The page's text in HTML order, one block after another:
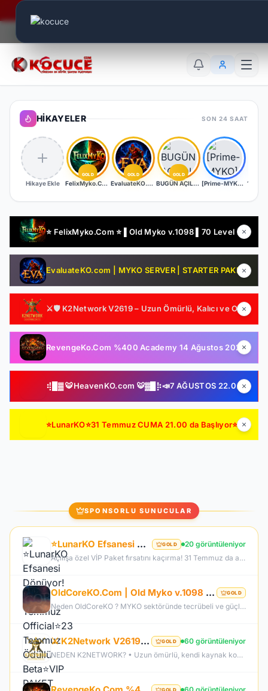
HIKAYELER SON 24 SAAT
Hikaye Ekle
GOLD
FelixMyko.Com ▌Old Myko v.1098 ▌70 Level CAP ▌Official : 21 Ağustos Cuma 22:00 ▌Starter Paket Bizden
GOLD
EvaluateKO.com | Myko | 1.000.000 TL Ödül Havuzu | Official : 14 Ağustos 2026 -Cuma 21:00!
GOLD
BUGÜN AÇILDI | EŞİT PK SERVER | V24XXX | 83/1 LEVEL FULL İTEM | İTEM SATIŞI YOKTUR [Prime-MYKO] - [New Server The REBORN] - [BETA - 17.07.2026] - [OFFICIAL - 24.07.2026]
⭐ FelixMyko.Com ⭐ ▌Old Myko v.1098 ▌70 Level CAP ▌Official : 21 Ağustos Cuma 22:00 ▌Starter Paket Bizden !
EvaluateKO.com | MYKO SERVER | STARTER PAKET HEDİYE | 1.000.000 TL Ödül Havuzu | Official : 14 Ağustos 2026 -Cuma 21:00!
⚔️🛡️ K2Network V2619 – Uzun Ömürlü, Kalıcı ve Oyuncu Odaklı Farm Server | Ücretsiz PUS | Auto Upgrade | Şeffaf Sistemler | Gelişmiş Drop & Kutu Yapısı 🛡️⚔️
RevengeKo.Com %400 Academy 14 Ağustos 2026 | v.2585 Light Farm | 1500 TL Değerinde VIP Paket Hediye | GB Değerli / Item Kolay | LIGHT FARM SERVER
⢾█▓ 🐯HeavenKO.com 🐯▓█⡷📣7 AĞUSTOS 22.00 SAKIN KAÇIRMA!📣▓█⡷⢾█▓💥ÜCRETSİZ GENİE LOOT💥▓█⡷🚀AKADEMİ🚀DX11🚀▓█⡷
⭐LunarKO⭐31 Temmuz CUMA 21.00 da Başlıyor⭐ AÇILIŞA ÖZEL VIP PAKET HEDİYE ⭐GENIE & AutoLoot Ücretsiz⭐EN KALİTELİ HARD FARM SERVER⭐
SPONSORLU SUNUCULAR
⭐LunarKO Efsanesi Dönüyor!⭐31 Temmuz Official⭐23 Temmuz Ödüllü Beta⭐VIP PAKET HEDİYE⭐V2585Dx11⭐ GOLD
20 görüntüleniyor
Açılışa özel VİP Paket fırsatını kaçırma! 31 Temmuz da aramıza katıl , unutamayacağın bir deneyim senin olsun!
OldCoreKO.Com | Old Myko v.1098 | Starter + Yan Pus Ücretsiz | Academy : 17 Temmuz 2026 -Cuma 21:00! GOLD
Neden OldCoreKO ? MYKO sektöründe tecrübeli ve güçlü yönetim Oyuncu geri bildirimlerine önem veren şeffaf yapı Play to Win odaklı sistem anlayışı Dengeli ekonomi ve sürdürülebilir oyun yapısı Uzun soluklu, plansız kapanma riski olmayan sunucu vizyonu Deneyimli yönetim ekibimizin rehberliğinde, uzun soluklu ve unutulmaz bir maceraya hazır olun. OldCoreKO; heyecan dolu bir ortam, PK temposunun hiç durmadığı ve MYKO’nun özünü sonuna kadar yaşayabileceğiniz eşsiz bir atmosfer.
⚔️ K2Network V2619 – Yeni Nesil Farm Dönemi! | Ücretsiz PUS | +30 Rebirth | Auto Upgrade | 7/24 Farm GOLD
60 görüntüleniyor
NEDEN K2NETWORK? • Uzun ömürlü, kendi kaynak koduna sahip gerçek bir proje – hazır dosya alıp 1 haftada patlayan server değil. • %100 farm mantığı – KC/TL zorunluluğu yok, her şey oynayarak kazanılabilir. • Upgrade sınırı yok! – +30 Rebirthe kadar ilerleyen, +5’e kadar basılan takılar! • Tamamen ücretsiz PUS, paranızı sevdiklerinize ve ailenize ayırabilirsiniz! • Upgrade oranları şeffaf – % kaç ihtimalle bastığını ekranda net görüyorsun. • Auto Upgrade sistemi oyuna direkt entegre
GOLD